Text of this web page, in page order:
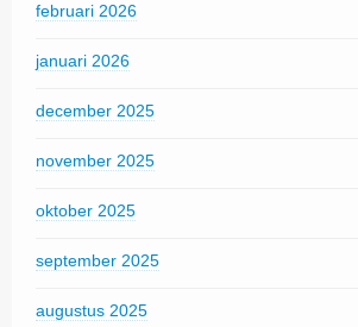
februari 2026
januari 2026
december 2025
november 2025
oktober 2025
september 2025
augustus 2025